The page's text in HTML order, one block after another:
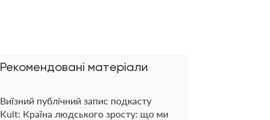
Рекомендовані матеріали
Виїзний публічний запис подкасту
Kult: Країна людського зросту: що ми